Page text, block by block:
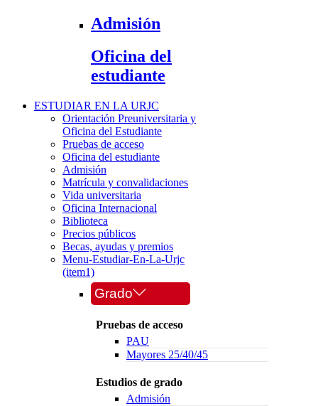
Admisión
Oficina del
estudiante
ESTUDIAR EN LA URJC
Orientación Preuniversitaria y
Oficina del Estudiante
Pruebas de acceso
Oficina del estudiante
Admisión
Matrícula y convalidaciones
Vida universitaria
Oficina Internacional
Biblioteca
Precios públicos
Becas, ayudas y premios
Menu-Estudiar-En-La-Urjc
(item1)
Grado
Pruebas de acceso
PAU
Mayores 25/40/45
Estudios de grado
Admisión